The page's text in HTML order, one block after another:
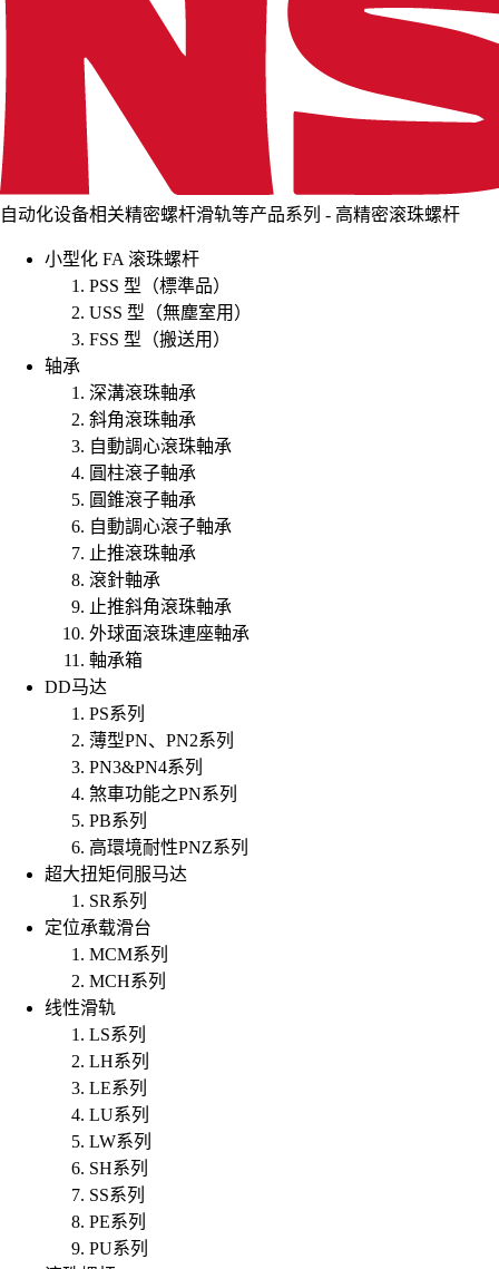
自动化设备相关精密螺杆滑轨等产品系列 - 高精密滚珠螺杆
小型化 FA 滚珠螺杆
PSS 型（標準品）
USS 型（無塵室用）
FSS 型（搬送用）
轴承
深溝滾珠軸承
斜角滾珠軸承
自動調心滾珠軸承
圓柱滾子軸承
圓錐滾子軸承
自動調心滾子軸承
止推滾珠軸承
滾針軸承
止推斜角滾珠軸承
外球面滾珠連座軸承
軸承箱
DD马达
PS系列
薄型PN、PN2系列
PN3&PN4系列
煞車功能之PN系列
PB系列
高環境耐性PNZ系列
超大扭矩伺服马达
SR系列
定位承载滑台
MCM系列
MCH系列
线性滑轨
LS系列
LH系列
LE系列
LU系列
LW系列
SH系列
SS系列
PE系列
PU系列